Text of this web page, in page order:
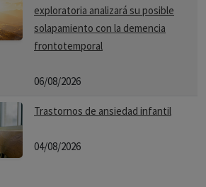
exploratoria analizará su posible
solapamiento con la demencia
frontotemporal
06/08/2026
Trastornos de ansiedad infantil
04/08/2026